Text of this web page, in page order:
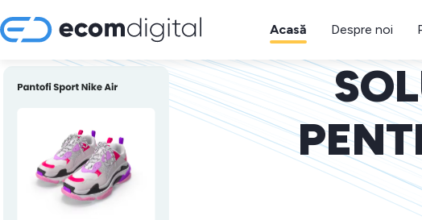
Acasă Despre noi